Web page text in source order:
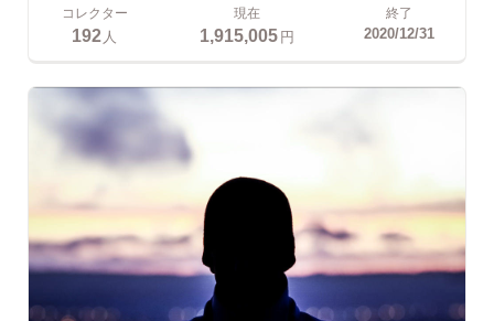
コレクター
192 人
現在
1,915,005円
終了
2020/12/31